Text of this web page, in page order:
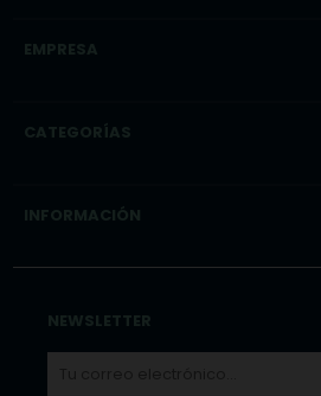
EMPRESA
CATEGORÍAS
INFORMACIÓN
NEWSLETTER